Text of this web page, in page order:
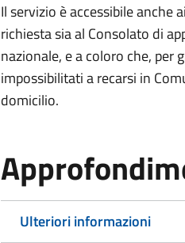
Il servizio è accessibile anche
richiesta sia al Consolato di
nazionale, e a coloro che, per
impossibilitati a recarsi in
domicilio.
Ulteriori informazioni